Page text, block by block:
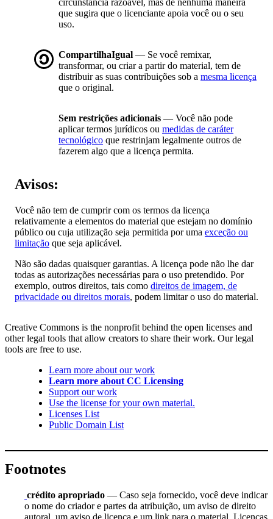
circunstância razoável, mas de nenhuma maneira
que sugira que o licenciante apoia você ou o seu
uso.
CompartilhaIgual — Se você remixar,
transformar, ou criar a partir do material, tem de
distribuir as suas contribuições sob a mesma licença
que o original.
Sem restrições adicionais — Você não pode
aplicar termos jurídicos ou medidas de caráter
tecnológico que restrinjam legalmente outros de
fazerem algo que a licença permita.
Avisos:
Você não tem de cumprir com os termos da licença
relativamente a elementos do material que estejam no domínio
público ou cuja utilização seja permitida por uma exceção ou
limitação que seja aplicável.
Não são dadas quaisquer garantias. A licença pode não lhe dar
todas as autorizações necessárias para o uso pretendido. Por
exemplo, outros direitos, tais como direitos de imagem, de
privacidade ou direitos morais, podem limitar o uso do material.
Creative Commons is the nonprofit behind the open licenses and
other legal tools that allow creators to share their work. Our legal
tools are free to use.
Learn more about our work
Learn more about CC Licensing
Support our work
Use the license for your own material.
Licenses List
Public Domain List
Footnotes
crédito apropriado — Caso seja fornecido, você deve indicar
o nome do criador e partes da atribuição, um aviso de direito
autoral, um aviso de licença e um link para o material. Licenças